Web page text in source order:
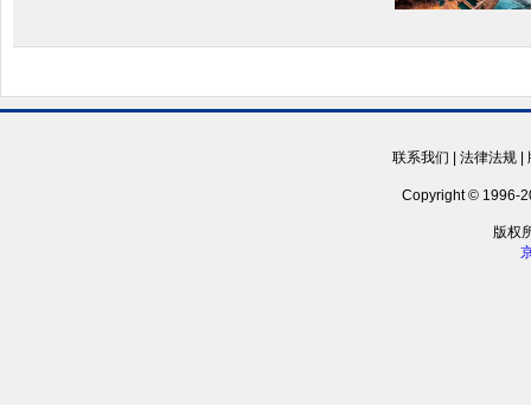
联系我们 | 法律法规|
Copyright © 1996-
版权